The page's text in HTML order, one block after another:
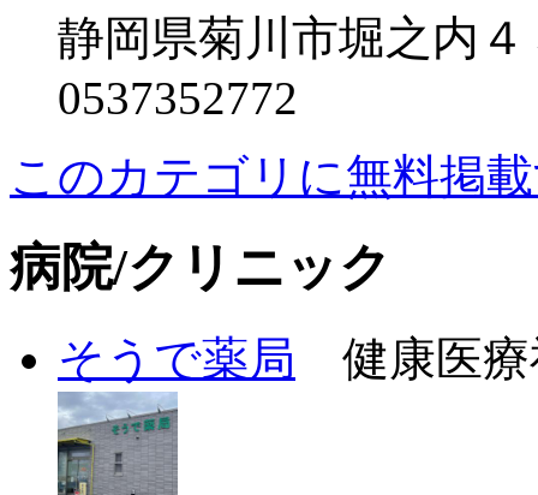
静岡県菊川市堀之内
0537352772
このカテゴリに無料掲
病院/クリニック
そうで薬局 健康医療